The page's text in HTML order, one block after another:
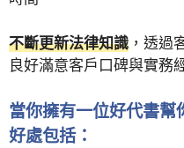
不斷更新法律知識 ，透過
良好滿意客戶口碑與實務
當你擁有一位好代書
好處包括：